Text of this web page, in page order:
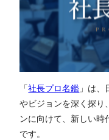
「社長プロ名鑑 」は
やビジョンを深く探り
ンに向けて、新しい時
です。